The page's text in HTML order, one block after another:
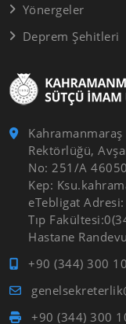
Rektörlüğü,
No: 251/A
Kep:
eTebligat
Tıp
Hastane
+90 (344) 300
+90 (344) 300
Yönergeler
Deprem Şehitleri